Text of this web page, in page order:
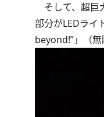
そして、超巨
部分がLEDライ
beyond!”」（